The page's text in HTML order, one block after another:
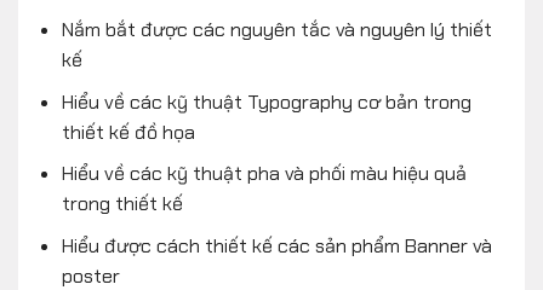
Nắm bắt được các nguyên tắc và nguyên lý thiết
kế
Hiểu về các kỹ thuật Typography cơ bản trong
thiết kế đồ họa
Hiểu về các kỹ thuật pha và phối màu hiệu quả
trong thiết kế
Hiểu được cách thiết kế các sản phẩm Banner và
poster